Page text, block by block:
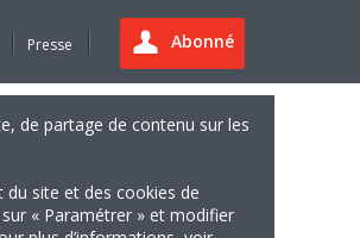
Abonné
Presse
de partage de contenu sur les
du site et des cookies de
« Paramétrer » et modifier